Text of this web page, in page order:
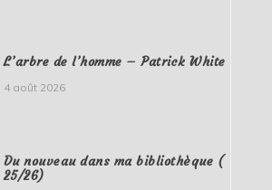
L’arbre de l’homme – Patrick White
4 août 2026
Du nouveau dans ma bibliothèque (
25/26)